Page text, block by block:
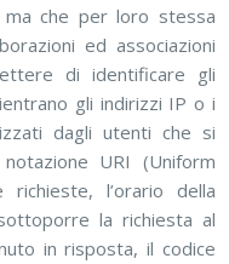
che per loro stessa
ed associazioni
di identificare gli
gli indirizzi IP o i
dagli utenti che si
URI (Uniform
l’orario della
la richiesta al
in risposta, il codice